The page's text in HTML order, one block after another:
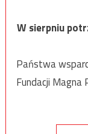
W sierpniu
Państwa
Fundacji Magna